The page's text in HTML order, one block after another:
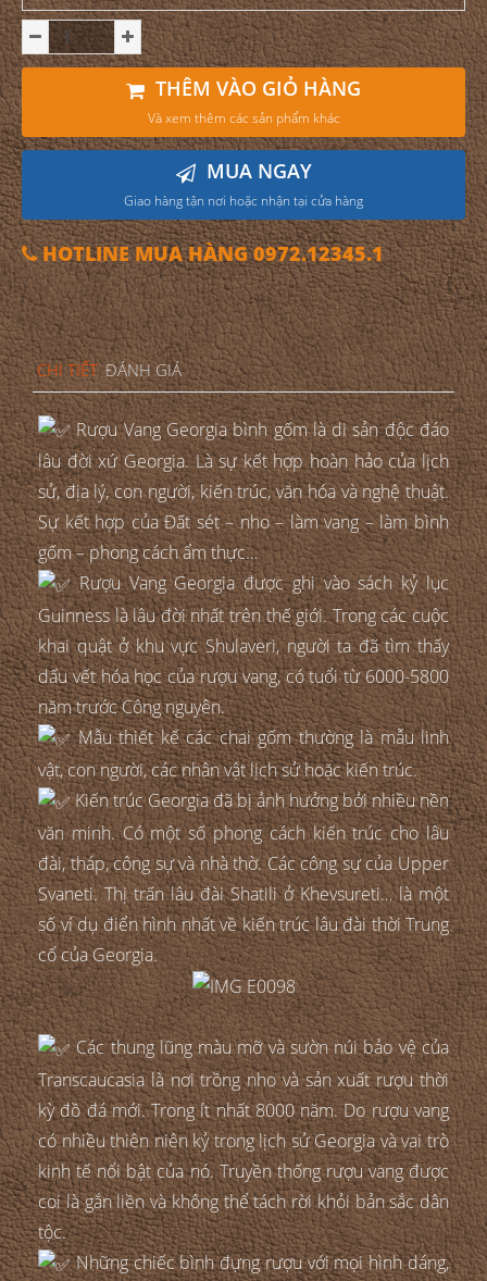
THÊM VÀO GIỎ HÀNG
Và xem thêm các sản phẩm khác
MUA NGAY
Giao hàng tận nơi hoặc nhận tại cửa hàng
HOTLINE MUA HÀNG 0972.12345.1
CHI TIẾT ĐÁNH GIÁ
Rượu Vang Georgia bình gốm là di sản độc đáo
lâu đời xứ Georgia. Là sự kết hợp hoàn hảo của lịch
sử, địa lý, con người, kiến trúc, văn hóa và nghệ thuật.
Sự kết hợp của Đất sét – nho – làm vang – làm bình
gốm – phong cách ẩm thực…
Rượu Vang Georgia được ghi vào sách kỷ lục
Guinness là lâu đời nhất trên thế giới. Trong các cuộc
khai quật ở khu vực Shulaveri, người ta đã tìm thấy
dấu vết hóa học của rượu vang, có tuổi từ 6000-5800
năm trước Công nguyên.
Mẫu thiết kế các chai gốm thường là mẫu linh
vật, con người, các nhân vật lịch sử hoặc kiến trúc.
Kiến trúc Georgia đã bị ảnh hưởng bởi nhiều nền
văn minh. Có một số phong cách kiến trúc cho lâu
đài, tháp, công sự và nhà thờ. Các công sự của Upper
Svaneti. Thị trấn lâu đài Shatili ở Khevsureti… là một
số ví dụ điển hình nhất về kiến trúc lâu đài thời Trung
cổ của Georgia.
Các thung lũng màu mỡ và sườn núi bảo vệ của
Transcaucasia là nơi trồng nho và sản xuất rượu thời
kỳ đồ đá mới. Trong ít nhất 8000 năm. Do rượu vang
có nhiều thiên niên kỷ trong lịch sử Georgia và vai trò
kinh tế nổi bật của nó. Truyền thống rượu vang được
coi là gắn liền và không thể tách rời khỏi bản sắc dân
tộc.
Những chiếc bình đựng rượu với mọi hình dáng,